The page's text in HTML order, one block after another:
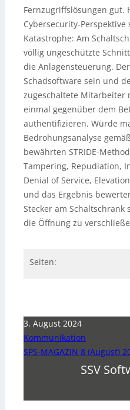
Fernzugriffslösungen gut.
Cybersecurity-
Katastrophe: Am
völlig ungeschützte
die Anlagensteuerung.
Schadsoftware sein und
zugeschaltete Mitarbeiter
einmal gegenüber dem
authentifizieren. Würde
Bedrohungsanalyse
bewährten STRIDE-
Tampering, Repudiation,
Denial of Service,
und das Ergebnis
Stecker am
die Öffnung zu
Seiten:
3. August 2024
Kommunikation
SPS-MAGAZIN 8 (August)
SSV